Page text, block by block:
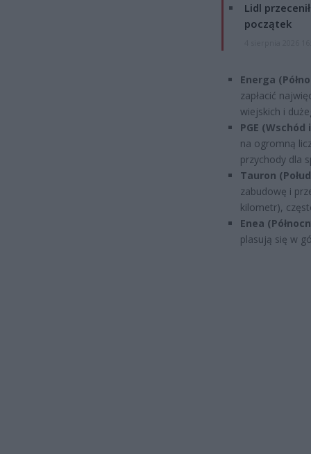
Lidl
początek
Energa
zapłacić
wiejskich i
PGE
na ogromną
przychody dla
Tauron
zabudowę i
kilometr),
Enea
plasują się w